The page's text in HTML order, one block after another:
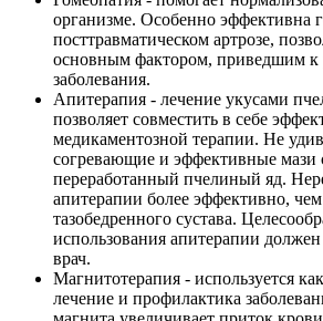
организме. Особенно эффективна
посттравматическом артрозе,
основным фактором, приведшим к
заболевания.
Апитерапия - лечение укусами
позволяет совместить в себе
медикаментозной терапии. Не
согревающие и эффективные мази
переработанный пчелиный яд.
апитерапии более эффективно, чем
тазобедренного сустава.
использования апитерапии
врач.
Магнитотерапия - используется
лечение и профилактика